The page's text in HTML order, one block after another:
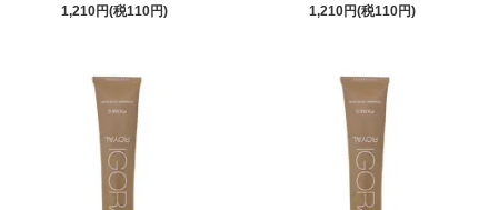
1,210円(税110円)
1,210円(税110円)